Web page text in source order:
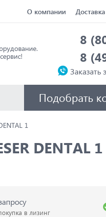
О компании
8
8
Заказать
Подобрать
1
DENTAL 1
в лизинг